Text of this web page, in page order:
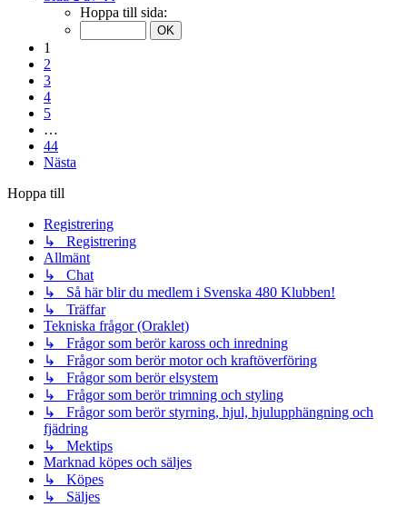
Hoppa till sida:
1
2
3
4
5
…
44
Nästa
Hoppa till
Registrering
↳ Registrering
Allmänt
↳ Chat
↳ Så här blir du medlem i Svenska 480 Klubben!
↳ Träffar
Tekniska frågor (Oraklet)
↳ Frågor som berör kaross och inredning
↳ Frågor som berör motor och kraftöverföring
↳ Frågor som berör elsystem
↳ Frågor som berör trimning och styling
↳ Frågor som berör styrning, hjul, hjulupphängning och
fjädring
↳ Mektips
Marknad köpes och säljes
↳ Köpes
↳ Säljes